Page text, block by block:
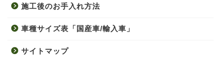
施工後のお手入れ方法
車種サイズ表「国産車/輸入車」
サイトマップ